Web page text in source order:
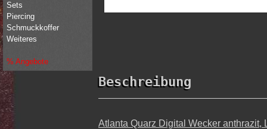
Beschreibung
Atlanta Quarz Digital Wecker anthrazit,
Sets
Piercing
Schmuckkoffer
Weiteres
% Angebote